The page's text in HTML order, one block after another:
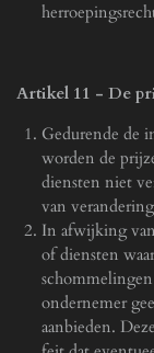
Artikel 11 - De
Gedurende de
worden de
diensten niet
van
In afwijking
of diensten
ondernemer
aanbieden.